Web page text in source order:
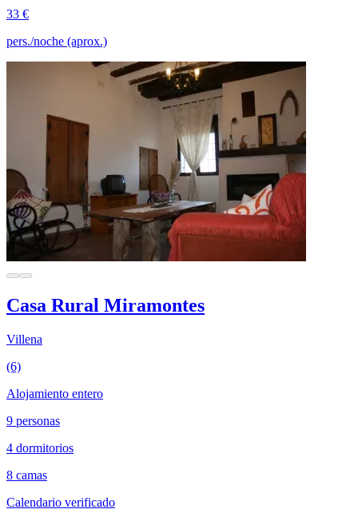
33 €
pers./noche (aprox.)
Casa Rural Miramontes
Villena
(6)
Alojamiento entero
9 personas
4 dormitorios
8 camas
Calendario verificado